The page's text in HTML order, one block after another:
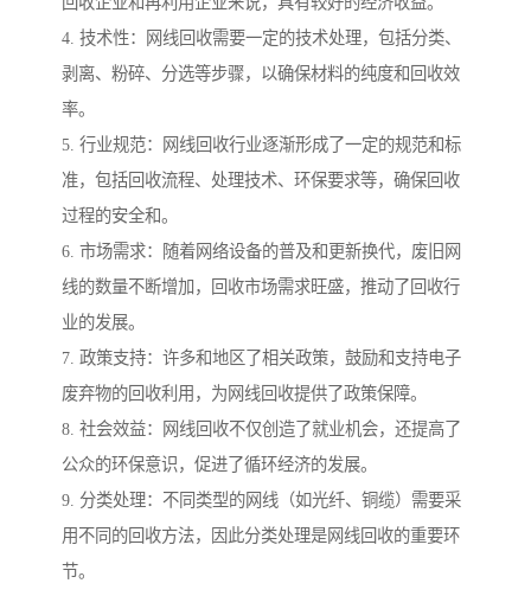
4. 技术性：网线回收需要一定的技术处理，包括分类、
剥离、粉碎、分选等步骤，以确保材料的纯度和回收效
率。
5. 行业规范：网线回收行业逐渐形成了一定的规范和标
准，包括回收流程、处理技术、环保要求等，确保回收
过程的安全和。
6. 市场需求：随着网络设备的普及和更新换代，废旧网
线的数量不断增加，回收市场需求旺盛，推动了回收行
业的发展。
7. 政策支持：许多和地区了相关政策，鼓励和支持电子
废弃物的回收利用，为网线回收提供了政策保障。
8. 社会效益：网线回收不仅创造了就业机会，还提高了
公众的环保意识，促进了循环经济的发展。
9. 分类处理：不同类型的网线（如光纤、铜缆）需要采
用不同的回收方法，因此分类处理是网线回收的重要环
节。